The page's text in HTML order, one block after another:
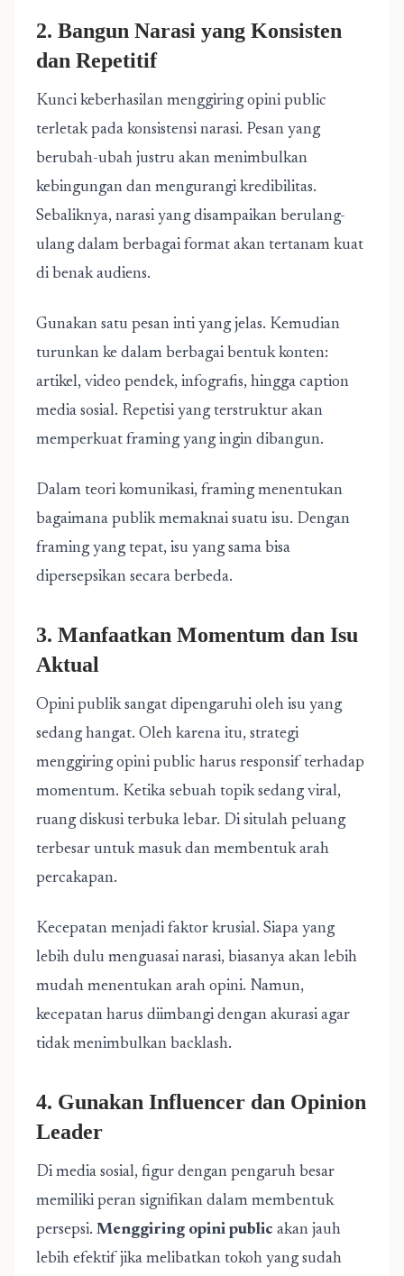
2. Bangun Narasi yang Konsisten
dan Repetitif
Kunci keberhasilan menggiring opini public
terletak pada konsistensi narasi. Pesan yang
berubah-ubah justru akan menimbulkan
kebingungan dan mengurangi kredibilitas.
Sebaliknya, narasi yang disampaikan berulang-
ulang dalam berbagai format akan tertanam kuat
di benak audiens.
Gunakan satu pesan inti yang jelas. Kemudian
turunkan ke dalam berbagai bentuk konten:
artikel, video pendek, infografis, hingga caption
media sosial. Repetisi yang terstruktur akan
memperkuat framing yang ingin dibangun.
Dalam teori komunikasi, framing menentukan
bagaimana publik memaknai suatu isu. Dengan
framing yang tepat, isu yang sama bisa
dipersepsikan secara berbeda.
3. Manfaatkan Momentum dan Isu
Aktual
Opini publik sangat dipengaruhi oleh isu yang
sedang hangat. Oleh karena itu, strategi
menggiring opini public harus responsif terhadap
momentum. Ketika sebuah topik sedang viral,
ruang diskusi terbuka lebar. Di situlah peluang
terbesar untuk masuk dan membentuk arah
percakapan.
Kecepatan menjadi faktor krusial. Siapa yang
lebih dulu menguasai narasi, biasanya akan lebih
mudah menentukan arah opini. Namun,
kecepatan harus diimbangi dengan akurasi agar
tidak menimbulkan backlash.
4. Gunakan Influencer dan Opinion
Leader
Di media sosial, figur dengan pengaruh besar
memiliki peran signifikan dalam membentuk
persepsi. Menggiring opini public akan jauh
lebih efektif jika melibatkan tokoh yang sudah